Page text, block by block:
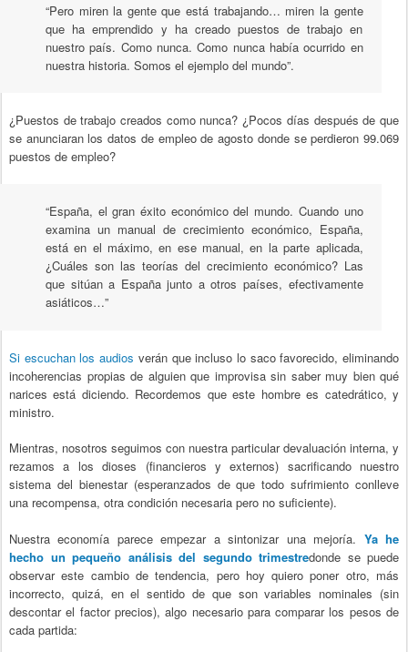
“Pero miren la gente que está trabajando… miren la gente
que ha emprendido y ha creado puestos de trabajo en
nuestro país. Como nunca. Como nunca había ocurrido en
nuestra historia. Somos el ejemplo del mundo”.
¿Puestos de trabajo creados como nunca? ¿Pocos días después de que
se anunciaran los datos de empleo de agosto donde se perdieron 99.069
puestos de empleo?
“España, el gran éxito económico del mundo. Cuando uno
examina un manual de crecimiento económico, España,
está en el máximo, en ese manual, en la parte aplicada,
¿Cuáles son las teorías del crecimiento económico? Las
que sitúan a España junto a otros países, efectivamente
asiáticos…”
Si escuchan los audios verán que incluso lo saco favorecido, eliminando
incoherencias propias de alguien que improvisa sin saber muy bien qué
narices está diciendo. Recordemos que este hombre es catedrático, y
ministro.
Mientras, nosotros seguimos con nuestra particular devaluación interna, y
rezamos a los dioses (financieros y externos) sacrificando nuestro
sistema del bienestar (esperanzados de que todo sufrimiento conlleve
una recompensa, otra condición necesaria pero no suficiente).
Nuestra economía parece empezar a sintonizar una mejoría. Ya he
hecho un pequeño análisis del segundo trimestredonde se puede
observar este cambio de tendencia, pero hoy quiero poner otro, más
incorrecto, quizá, en el sentido de que son variables nominales (sin
descontar el factor precios), algo necesario para comparar los pesos de
cada partida: